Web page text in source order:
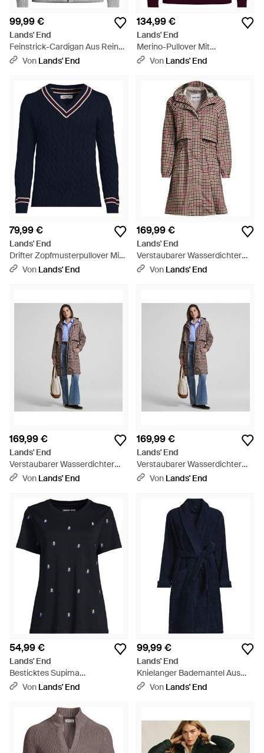
99,99 €
Lands' End
Feinstrick-Cardigan Aus Reiner
Baumwolle Mit Argyle-Muster,
Baumwolle, By - Grau
Von Lands' End
134,99 €
Lands' End
Merino-Pullover Mit
Reißverschluss, Herren, Größe
Von Lands' End
79,99 €
Lands' End
Drifter Zopfmusterpullover Mit
V-Ausschnitt, Herren, Größe
Von Lands' End
169,99 €
Lands' End
Verstaubarer Wasserdichter
Squall Kapuzen-Regenmantel
Von Lands' End
169,99 €
Lands' End
Verstaubarer Wasserdichter
Squall Kapuzen-Regenmantel
Petite, Polyester, By - Blau
Von Lands' End
169,99 €
Lands' End
Verstaubarer Wasserdichter
Squall Kapuzen-Regenmantel
Regular, Polyester, By - Blau
Von Lands' End
54,99 €
Lands' End
Besticktes Supima
Rundhalsshirt, Damen, Größe
Von Lands' End
99,99 €
Lands' End
Knielanger Bademantel Aus
Baumwoll-Frottee, Damen,
Von Lands' End